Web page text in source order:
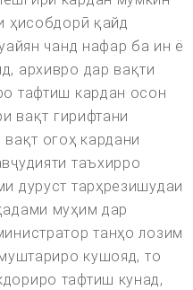
ҳисобдорӣ қайд
чанд нафар ба ин ё
архивро дар вақти
тафтиш кардан осон
вақт гирифтани
огоҳ кардани
таъхирро
дуруст тарҳрезишудаи
муҳим дар
танҳо лозим
кушояд, то
тафтиш кунад,